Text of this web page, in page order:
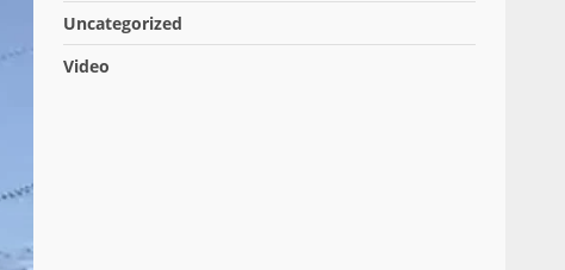
Uncategorized
Video